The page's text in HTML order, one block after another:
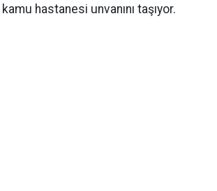
hastanesi unvanını taşıyor.